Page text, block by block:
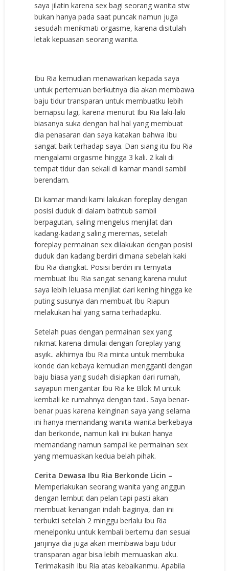
saya jilatin karena sex bagi seorang wanita stw
bukan hanya pada saat puncak namun juga
sesudah menikmati orgasme, karena disitulah
letak kepuasan seorang wanita.
Ibu Ria kemudian menawarkan kepada saya
untuk pertemuan berikutnya dia akan membawa
baju tidur transparan untuk membuatku lebih
bernapsu lagi, karena menurut Ibu Ria laki-laki
biasanya suka dengan hal hal yang membuat
dia penasaran dan saya katakan bahwa Ibu
sangat baik terhadap saya. Dan siang itu Ibu Ria
mengalami orgasme hingga 3 kali. 2 kali di
tempat tidur dan sekali di kamar mandi sambil
berendam.
Di kamar mandi kami lakukan foreplay dengan
posisi duduk di dalam bathtub sambil
berpagutan, saling mengelus menjilat dan
kadang-kadang saling meremas, setelah
foreplay permainan sex dilakukan dengan posisi
duduk dan kadang berdiri dimana sebelah kaki
Ibu Ria diangkat. Posisi berdiri ini ternyata
membuat Ibu Ria sangat senang karena mulut
saya lebih leluasa menjilat dari kening hingga ke
puting susunya dan membuat Ibu Riapun
melakukan hal yang sama terhadapku.
Setelah puas dengan permainan sex yang
nikmat karena dimulai dengan foreplay yang
asyik.. akhirnya Ibu Ria minta untuk membuka
konde dan kebaya kemudian mengganti dengan
baju biasa yang sudah disiapkan dari rumah,
sayapun mengantar Ibu Ria ke Blok M untuk
kembali ke rumahnya dengan taxi.. Saya benar-
benar puas karena keinginan saya yang selama
ini hanya memandang wanita-wanita berkebaya
dan berkonde, namun kali ini bukan hanya
memandang namun sampai ke permainan sex
yang memuaskan kedua belah pihak.
Cerita Dewasa Ibu Ria Berkonde Licin –
Memperlakukan seorang wanita yang anggun
dengan lembut dan pelan tapi pasti akan
membuat kenangan indah baginya, dan ini
terbukti setelah 2 minggu berlalu Ibu Ria
menelponku untuk kembali bertemu dan sesuai
janjinya dia juga akan membawa baju tidur
transparan agar bisa lebih memuaskan aku.
Terimakasih Ibu Ria atas kebaikanmu. Apabila